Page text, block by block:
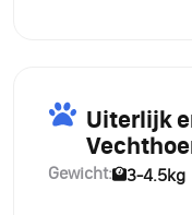
Uiterlijk
Gewicht: 3-4.5kg